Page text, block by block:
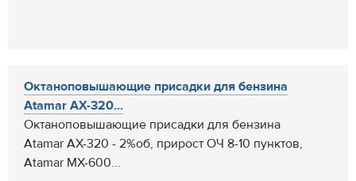
Октаноповышающие присадки для бензина
Atamar AX-320...
Октаноповышающие присадки для бензина
Atamar AX-320 - 2%об, прирост ОЧ 8-10 пунктов,
Atamar MX-600...